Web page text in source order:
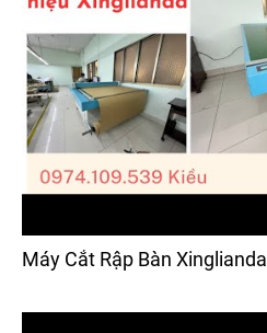
Máy Cắt Rập Bàn Xinglianda